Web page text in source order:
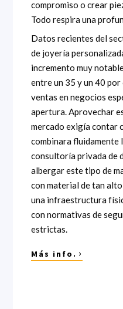
compromiso o crear
Todo respira una
Datos recientes del
de joyería
incremento muy
entre un 35 y un 40
ventas en negocios
apertura. Aprovechar
mercado exigía contar
combinara fluidamente
consultoría privada de
albergar este tipo de
con material de tan
una infraestructura
con normativas de
estrictas.
Más info. ›